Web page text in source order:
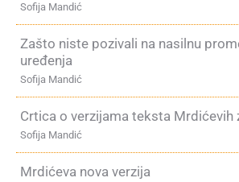
Sofija Mandić
Zašto niste pozivali na nasilnu
uređenja
Sofija Mandić
Crtica o verzijama teksta Mrdićevih
Sofija Mandić
Mrdićeva nova verzija